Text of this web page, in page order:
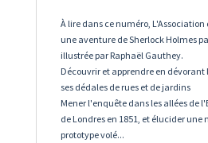
À lire dans ce numéro, L'Association
une aventure de Sherlock Holmes
illustrée par Raphaël Gauthey.
Découvrir et apprendre en dévorant
ses dédales de rues et de jardins
Mener l'enquête dans les allées de
de Londres en 1851, et élucider
prototype volé...